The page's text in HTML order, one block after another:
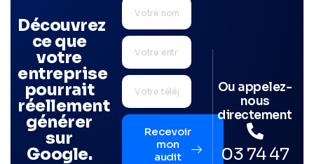
Découvrez
ce que
votre
entreprise
pourrait
réellement
générer
sur
Google.
Recevoir
mon
audit
Ou appelez-
nous
directement
03 74 47